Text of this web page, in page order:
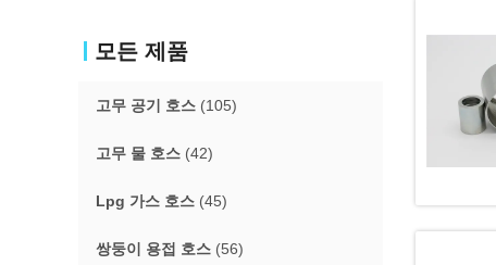
모든 제품
고무 공기 호스 (105)
고무 물 호스 (42)
Lpg 가스 호스 (45)
쌍둥이 용접 호스 (56)